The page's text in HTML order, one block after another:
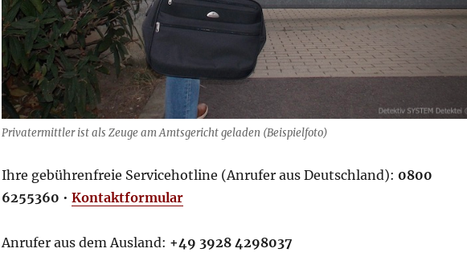
Privatermittler ist als Zeuge am Amtsgericht geladen (Beispielfoto)
Ihre gebührenfreie Servicehotline (Anrufer aus Deutschland): 0800
6255360 • Kontaktformular
Anrufer aus dem Ausland: +49 3928 4298037